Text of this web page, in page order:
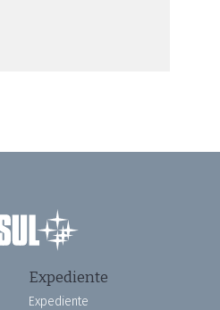
Expediente
Expediente